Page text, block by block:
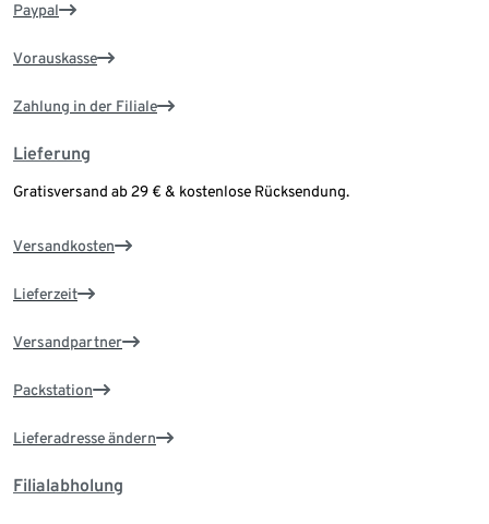
Paypal
Vorauskasse
Zahlung in der Filiale
Lieferung
Gratisversand ab 29 € & kostenlose Rücksendung.
Versandkosten
Lieferzeit
Versandpartner
Packstation
Lieferadresse ändern
Filialabholung